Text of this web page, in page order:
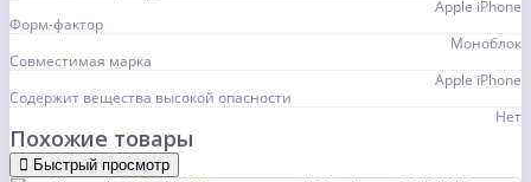
Apple iPhone
Форм-фактор
Моноблок
Совместимая марка
Apple iPhone
Содержит вещества высокой опасности
Нет
Похожие товары
Быстрый просмотр